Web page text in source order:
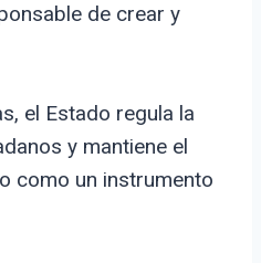
de crear y
el Estado regula la
y mantiene el
como un instrumento